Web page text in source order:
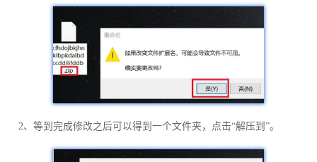
2、等到完成修改之后可以得到一个文件夹，点击“解压到”。